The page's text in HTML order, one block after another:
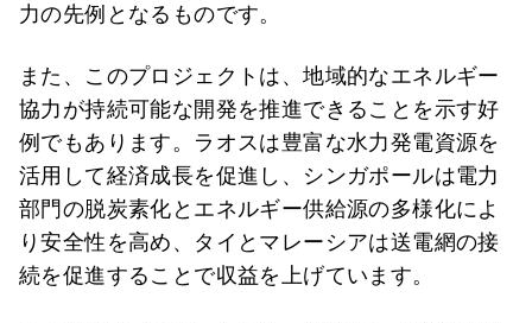
力の先例となるものです。
また、このプロジェクトは、地域的なエネルギー
協力が持続可能な開発を推進できることを示す好
例でもあります。ラオスは豊富な水力発電資源を
活用して経済成長を促進し、シンガポールは電力
部門の脱炭素化とエネルギー供給源の多様化によ
り安全性を高め、タイとマレーシアは送電網の接
続を促進することで収益を上げています。